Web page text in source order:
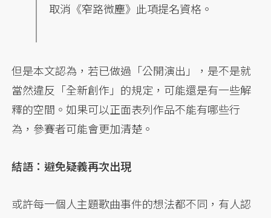
取消《窄路微塵》此項提名資格。
但是本文認為，若已做過「公開演出」，是不是就
當然違反「全新創作」的規定，可能還是有一些解
釋的空間。如果可以正面表列作品不能有哪些行
為，參賽者可能會更加清楚。
結語：避免疑義再次出現
或許每一個人主題歌曲事件的想法都不同，有人認